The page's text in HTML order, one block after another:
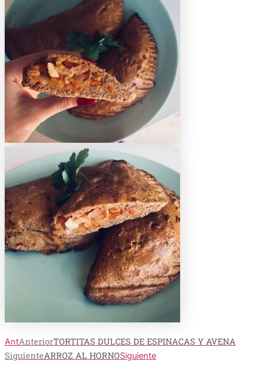
AntAnteriorTORTITAS DULCES DE ESPINACAS Y AVENA
SiguienteARROZ AL HORNOSiguiente